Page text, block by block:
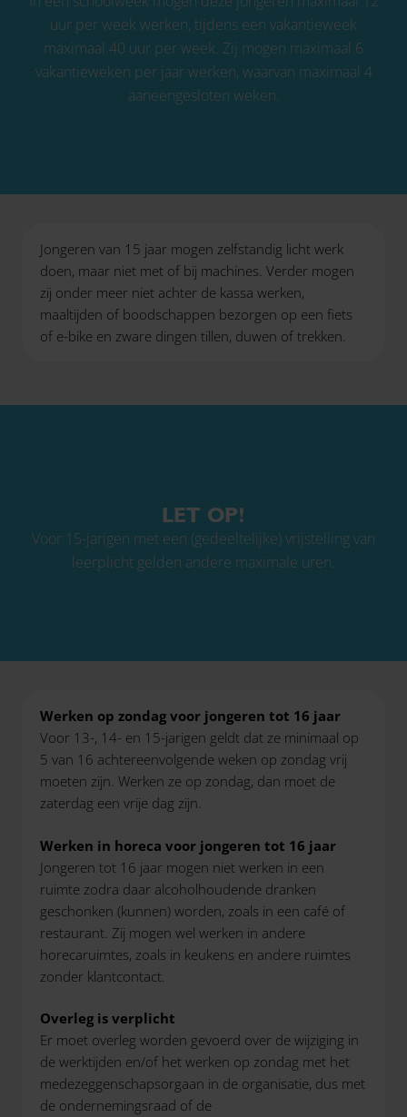
uur per week werken, tijdens een vakantieweek
maximaal 40 uur per week. Zij mogen maximaal 6
vakantieweken per jaar werken, waarvan maximaal 4
aaneengesloten weken.
Jongeren van 15 jaar mogen zelfstandig licht werk
doen, maar niet met of bij machines. Verder mogen
zij onder meer niet achter de kassa werken,
maaltijden of boodschappen bezorgen op een fiets
of e-bike en zware dingen tillen, duwen of trekken.
LET OP!
Voor 15-jarigen met een (gedeeltelijke) vrijstelling van
leerplicht gelden andere maximale uren.
Werken op zondag voor jongeren tot 16 jaar
Voor 13-, 14- en 15-jarigen geldt dat ze minimaal op
5 van 16 achtereenvolgende weken op zondag vrij
moeten zijn. Werken ze op zondag, dan moet de
zaterdag een vrije dag zijn.
Werken in horeca voor jongeren tot 16 jaar
Jongeren tot 16 jaar mogen niet werken in een
ruimte zodra daar alcoholhoudende dranken
geschonken (kunnen) worden, zoals in een café of
restaurant. Zij mogen wel werken in andere
horecaruimtes, zoals in keukens en andere ruimtes
zonder klantcontact.
Overleg is verplicht
Er moet overleg worden gevoerd over de wijziging in
de werktijden en/of het werken op zondag met het
medezeggenschapsorgaan in de organisatie, dus met
de ondernemingsraad of de